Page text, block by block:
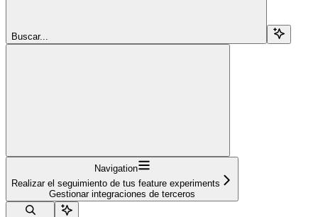
Buscar...
Navigation
Realizar el seguimiento de tus feature experiments
Gestionar integraciones de terceros